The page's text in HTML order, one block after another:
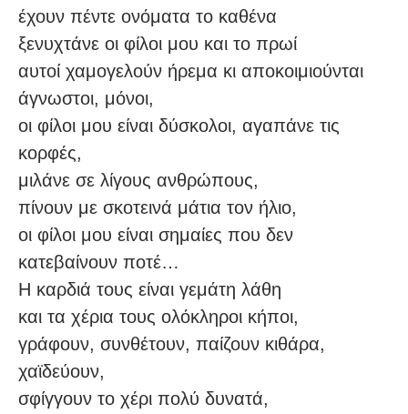
έχουν πέντε ονόματα το καθένα
ξενυχτάνε οι φίλοι μου και το πρωί
αυτοί χαμογελούν ήρεμα κι αποκοιμιούνται
άγνωστοι, μόνοι,
οι φίλοι μου είναι δύσκολοι, αγαπάνε τις
κορφές,
μιλάνε σε λίγους ανθρώπους,
πίνουν με σκοτεινά μάτια τον ήλιο,
οι φίλοι μου είναι σημαίες που δεν
κατεβαίνουν ποτέ…
Η καρδιά τους είναι γεμάτη λάθη
και τα χέρια τους ολόκληροι κήποι,
γράφουν, συνθέτουν, παίζουν κιθάρα,
χαϊδεύουν,
σφίγγουν το χέρι πολύ δυνατά,